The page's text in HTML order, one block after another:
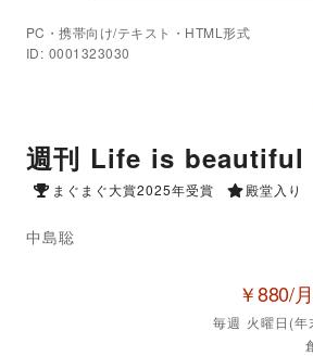
PC・携帯向け/テキスト・HTML形式
ID: 0001323030
週刊 Life is beautiful
まぐまぐ大賞2025年受賞 殿堂入り
中島聡
￥880/月
毎週 火曜日(年